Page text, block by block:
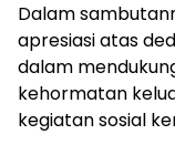
Dalam
apresiasi atas
dalam
kehormatan
kegiatan sosial